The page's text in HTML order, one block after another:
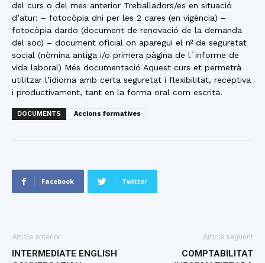
del curs o del mes anterior Treballadors/es en situació
d’atur: – fotocòpia dni per les 2 cares (en vigència) –
fotocòpia dardo (document de renovació de la demanda
del soc) – document oficial on aparegui el nº de seguretat
social (nòmina antiga i/o primera pàgina de l´informe de
vida laboral) Més documentació Aquest curs et permetrà
utilitzar l’idioma amb certa seguretat i flexibilitat, receptiva
i productivament, tant en la forma oral com escrita.
DOCUMENTS Accions formatives
Facebook Twitter
Article anterior
INTERMEDIATE ENGLISH
Article següent
COMPTABILITAT